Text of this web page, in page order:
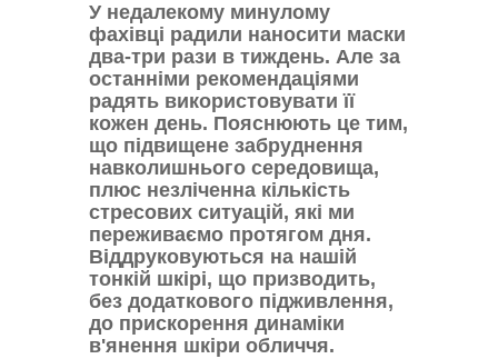
У недалекому минулому
фахівці радили наносити маски
два-три рази в тиждень. Але за
останніми рекомендаціями
радять використовувати її
кожен день. Пояснюють це тим,
що підвищене забруднення
навколишнього середовища,
плюс незліченна кількість
стресових ситуацій, які ми
переживаємо протягом дня.
Віддруковуються на нашій
тонкій шкірі, що призводить,
без додаткового підживлення,
до прискорення динаміки
в'янення шкіри обличчя.